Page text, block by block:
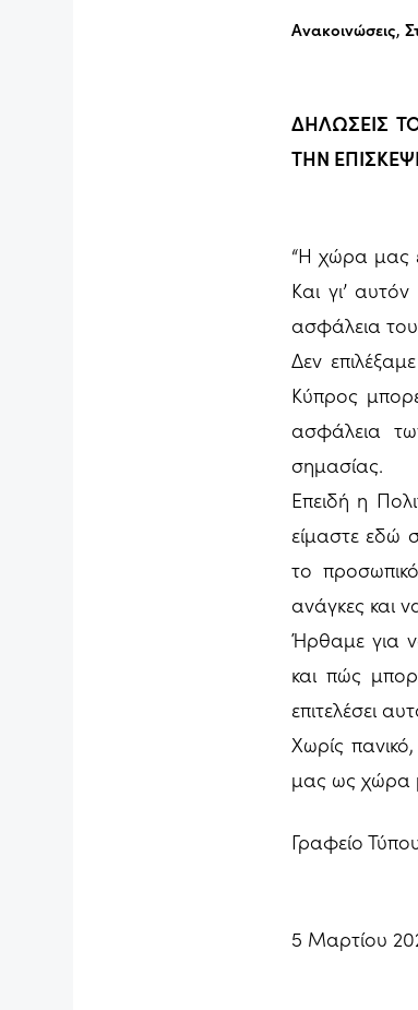
Ανακοινώσεις,
ΔΗΛΩΣΕΙΣ
ΤΗΝ
“Η χώρα μας
Και γι’
ασφάλεια
Δεν
Κύπρος
ασφάλεια
σημασίας.
Επειδή η
είμαστε εδώ
το
ανάγκες και
Ήρθαμε για
και πώς
επιτελέσει
Χωρίς
μας ως χώρα
Γραφείο
5 Μαρτίου